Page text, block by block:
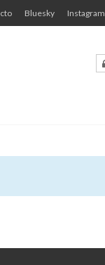
Bluesky Instagram